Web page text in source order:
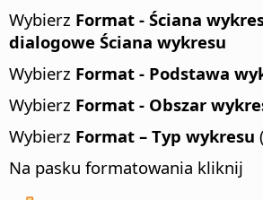
Wybierz Format - Ściana
dialogowe Ściana wykresu
Wybierz Format - Podstawa
Wybierz Format - Obszar
Wybierz Format – Typ wykresu
Na pasku formatowania kliknij